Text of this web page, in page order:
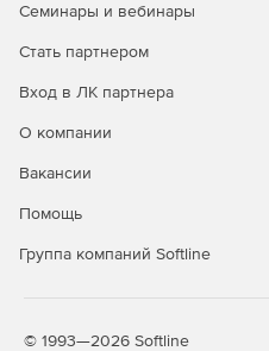
Семинары и вебинары
Стать партнером
Вход в ЛК партнера
О компании
Вакансии
Помощь
Группа компаний Softline
© 1993—2026 Softline